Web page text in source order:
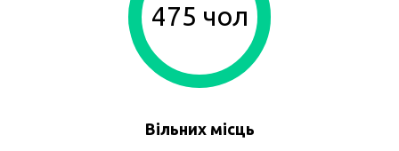
475 чол
Вільних місць